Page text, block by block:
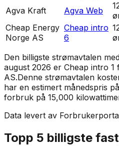
Agva Kraft Agva Web
Cheap Energy
Norge AS
Cheap intro
6
Den billigste strømavtalen
august 2026 er Cheap intro 1
AS.Denne strømavtalen
har en estimert månedspris
forbruk på 15,000
Data levert av
Topp 5 billigste